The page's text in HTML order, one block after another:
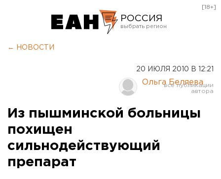
РОССИЯ
Курган
Оренбург
[18+]
← НОВОСТИ
20 ИЮЛЯ 2010 В 12:21
Ольга Беляева
Из пышминской больницы
похищен
сильнодействующий
препарат